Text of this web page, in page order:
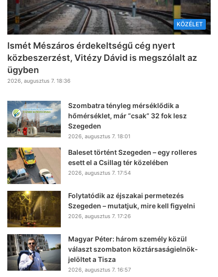
KÖZÉLET
Ismét Mészáros érdekeltségű cég nyert
közbeszerzést, Vitézy Dávid is megszólalt az
ügyben
2026, augusztus 7. 18:36
Szombatra tényleg mérséklődik a
hőmérséklet, már “csak” 32 fok lesz
Szegeden
2026, augusztus 7. 18:01
Baleset történt Szegeden – egy rolleres
esett el a Csillag tér közelében
2026, augusztus 7. 17:54
Folytatódik az éjszakai permetezés
Szegeden – mutatjuk, mire kell figyelni
2026, augusztus 7. 17:26
Magyar Péter: három személy közül
választ szombaton köztársaságielnök-
jelöltet a Tisza
2026, augusztus 7. 16:57